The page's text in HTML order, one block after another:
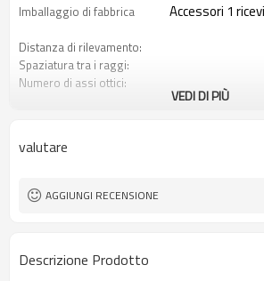
Imballaggio di fabbrica
Accessori 1
Distanza di rilevamento:
Spaziatura tra i raggi:
Numero di assi ottici:
Spina di interfaccia
Certificazione:
VEDI DI PIÙ
valutare
AGGIUNGI RECENSIONE
Descrizione Prodotto